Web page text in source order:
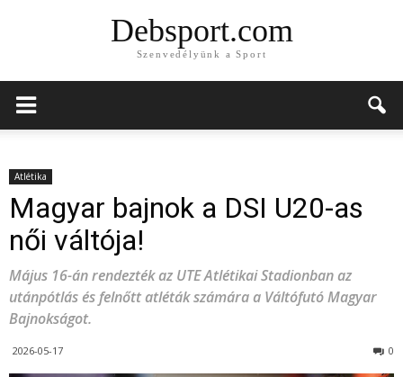
Debsport.com
Szenvedélyünk a Sport
Atlétika
Magyar bajnok a DSI U20-as
női váltója!
Május 16-án rendezték az UTE Atlétikai Stadionban az
utánpótlás és felnőtt atléták számára a Váltófutó Magyar
Bajnokságot.
2026-05-17 0